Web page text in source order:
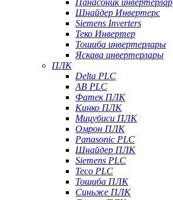
Панасоник инвертерлар
Шнайдер Инвертерс
Siemens Inverters
Теко Инвертер
Тошиба инвертерлары
Яскава инвертерлары
ПЛК
Delta PLC
AB PLC
Фатек ПЛК
Кинко ПЛК
Мицубиси ПЛК
Омрон ПЛК
Panasonic PLC
Шнайдер ПЛК
Siemens PLC
Teco PLC
Тошиба ПЛК
Синьже ПЛК